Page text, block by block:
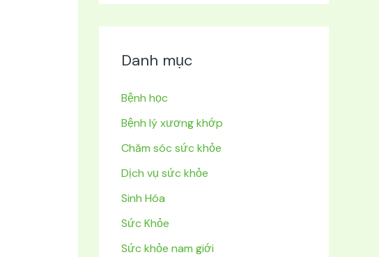
Danh mục
Bệnh học
Bệnh lý xương khớp
Chăm sóc sức khỏe
Dịch vụ sức khỏe
Sinh Hóa
Sức Khỏe
Sức khỏe nam giới